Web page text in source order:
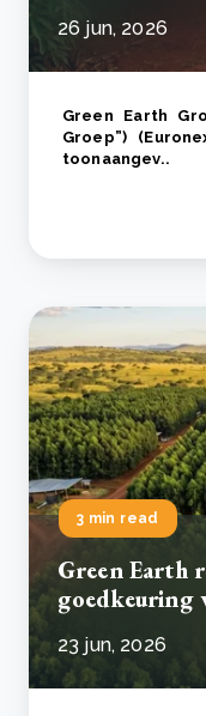
26 jun, 2026
Green Earth
Groep”)
toonaangev..
3 min read
Green Earth
goedkeuring
23 jun, 2026